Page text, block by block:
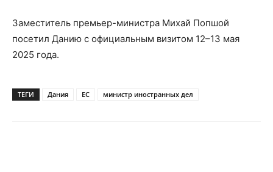
Заместитель премьер-министра Михай Попшой
посетил Данию с официальным визитом 12–13 мая
2025 года.
ТЕГИ Дания ЕС министр иностранных дел